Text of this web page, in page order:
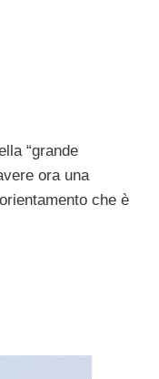
“grande
ora una
che è